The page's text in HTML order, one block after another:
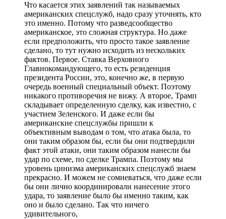
Что касается этих заявлений так называемых
американских спецслужб, надо сразу уточнять, кто
это именно. Потому что разведсообщество
американское, это сложная структура. Но даже
если предположить, что просто такое заявление
сделано, то тут нужно исходить из нескольких
фактов. Первое. Ставка Верховного
Главнокомандующего, то есть резиденция
президента России, это, конечно же, в первую
очередь военный специальный объект. Поэтому
никакого противоречия не вижу. А второе, Трамп
складывает определенную сделку, как известно, с
участием Зеленского. И даже если бы
американские спецслужбы пришли к
объективным выводам о том, что атака была, то
они таким образом бы, если бы они подтвердили
факт этой атаки, они таким образом нанесли бы
удар по схеме, по сделке Трампа. Поэтому мы
уровень цинизма американских спецслужб знаем
прекрасно. И можем не сомневаться, что даже если
бы они лично координировали нанесение этого
удара, то заявление было бы именно таким, как
оно и было сделано. Так что ничего
удивительного,